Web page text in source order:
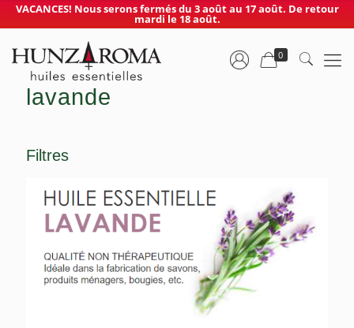
VACANCES! Nous serons fermés du 3 août au 17 août. De retour
mardi le 18 août.
0
lavande
Filtres